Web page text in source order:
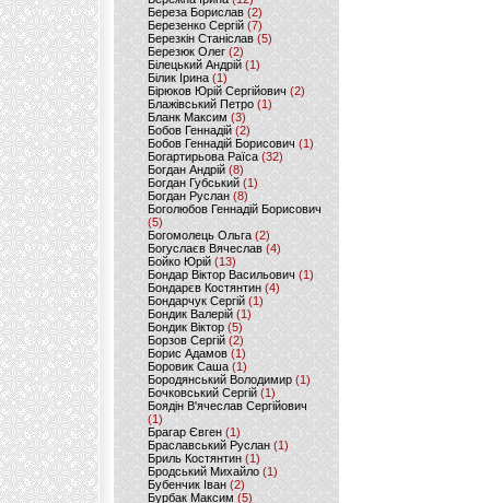
Береза Борислав(2)
Березенко Сергій (7)
Березкін Станіслав (5)
Березюк Олег(2)
Білецький Андрій (1)
Білик Ірина (1)
Бірюков Юрій Сергійович (2)
Блажівський Петро (1)
Бланк Максим(3)
Бобов Геннадій (2)
Бобов Геннадій Борисович (1)
Богартирьова Раїса (32)
Богдан Андрій(8)
Богдан Губський (1)
Богдан Руслан(8)
Боголюбов Геннадій Борисович
(5)
Богомолець Ольга (2)
Богуслаєв Вячеслав (4)
Бойко Юрій (13)
Бондар Віктор Васильович (1)
Бондарєв Костянтин (4)
Бондарчук Сергій(1)
Бондик Валерій (1)
Бондик Віктор(5)
Борзов Сергiй (2)
Борис Адамов(1)
Боровик Саша (1)
Бородянський Володимир (1)
Бочковський Сергій (1)
Боядін В'ячеслав Сергійович
(1)
Брагар Євген (1)
Браславський Руслан (1)
Бриль Костянтин (1)
Бродський Михайло (1)
Бубенчик Іван(2)
Бурбак Максим (5)